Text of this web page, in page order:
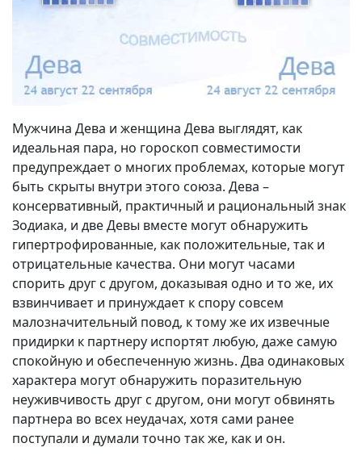
Мужчина Дева и женщина Дева выглядят, как
идеальная пара, но гороскоп совместимости
предупреждает о многих проблемах, которые могут
быть скрыты внутри этого союза. Дева –
консервативный, практичный и рациональный знак
Зодиака, и две Девы вместе могут обнаружить
гипертрофированные, как положительные, так и
отрицательные качества. Они могут часами
спорить друг с другом, доказывая одно и то же, их
взвинчивает и принуждает к спору совсем
малозначительный повод, к тому же их извечные
придирки к партнеру испортят любую, даже самую
спокойную и обеспеченную жизнь. Два одинаковых
характера могут обнаружить поразительную
неуживчивость друг с другом, они могут обвинять
партнера во всех неудачах, хотя сами ранее
поступали и думали точно так же, как и он.